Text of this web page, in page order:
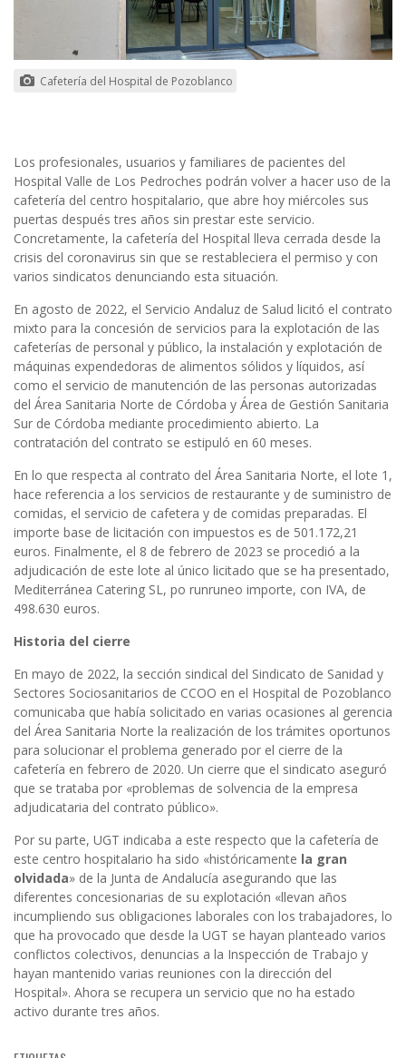
Cafetería del Hospital de Pozoblanco
Los profesionales, usuarios y familiares de pacientes del
Hospital Valle de Los Pedroches podrán volver a hacer uso de la
cafetería del centro hospitalario, que abre hoy miércoles sus
puertas después tres años sin prestar este servicio.
Concretamente, la cafetería del Hospital lleva cerrada desde la
crisis del coronavirus sin que se restableciera el permiso y con
varios sindicatos denunciando esta situación.
En agosto de 2022, el Servicio Andaluz de Salud licitó el contrato
mixto para la concesión de servicios para la explotación de las
cafeterías de personal y público, la instalación y explotación de
máquinas expendedoras de alimentos sólidos y líquidos, así
como el servicio de manutención de las personas autorizadas
del Área Sanitaria Norte de Córdoba y Área de Gestión Sanitaria
Sur de Córdoba mediante procedimiento abierto. La
contratación del contrato se estipuló en 60 meses.
En lo que respecta al contrato del Área Sanitaria Norte, el lote 1,
hace referencia a los servicios de restaurante y de suministro de
comidas, el servicio de cafetera y de comidas preparadas. El
importe base de licitación con impuestos es de 501.172,21
euros. Finalmente, el 8 de febrero de 2023 se procedió a la
adjudicación de este lote al único licitado que se ha presentado,
Mediterránea Catering SL, po runruneo importe, con IVA, de
498.630 euros.
Historia del cierre
En mayo de 2022, la sección sindical del Sindicato de Sanidad y
Sectores Sociosanitarios de CCOO en el Hospital de Pozoblanco
comunicaba que había solicitado en varias ocasiones al gerencia
del Área Sanitaria Norte la realización de los trámites oportunos
para solucionar el problema generado por el cierre de la
cafetería en febrero de 2020. Un cierre que el sindicato aseguró
que se trataba por «problemas de solvencia de la empresa
adjudicataria del contrato público».
Por su parte, UGT indicaba a este respecto que la cafetería de
este centro hospitalario ha sido «históricamente la gran
olvidada» de la Junta de Andalucía asegurando que las
diferentes concesionarias de su explotación «llevan años
incumpliendo sus obligaciones laborales con los trabajadores, lo
que ha provocado que desde la UGT se hayan planteado varios
conflictos colectivos, denuncias a la Inspección de Trabajo y
hayan mantenido varias reuniones con la dirección del
Hospital». Ahora se recupera un servicio que no ha estado
activo durante tres años.